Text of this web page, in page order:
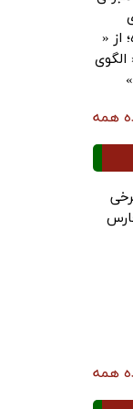
از «
الگوی
همه
همه